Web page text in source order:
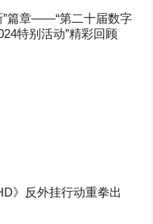
”篇章——“第二十届数字
特别活动”精彩回顾
》反外挂行动重拳出